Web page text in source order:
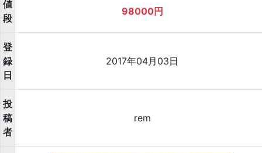
値
段
98000円
登
録
日
2017年04月03日
投
稿
者
rem